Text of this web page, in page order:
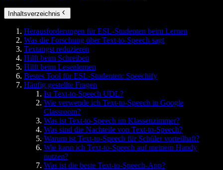
Inhaltsverzeichnis
Herausforderungen für ESL-Studenten beim Lernen
Was die Forschung über Text-to-Speech sagt
Textangst reduzieren
Hilft beim Schreiben
Hilft beim Lesenlernen
Bestes Tool für ESL-Studenten: Speechify
Häufig gestellte Fragen
Ist Text-to-Speech UDL?
Wie verwende ich Text-to-Speech in Google
Classroom?
Was ist Text-to-Speech im Klassenzimmer?
Was sind die Nachteile von Text-to-Speech?
Warum ist Text-to-Speech für Schüler vorteilhaft?
Wie kann ich Text-to-Speech auf meinem Handy
nutzen?
Was ist die beste Text-to-Speech-App?